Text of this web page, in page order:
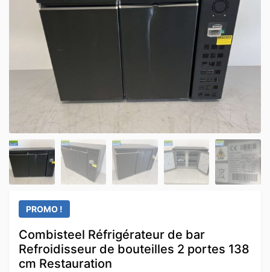
PROMO !
Combisteel Réfrigérateur de bar
Refroidisseur de bouteilles 2 portes 138
cm Restauration